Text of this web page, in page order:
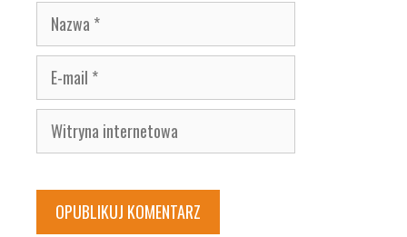
Nazwa
E-
mail
Witryna
internetowa